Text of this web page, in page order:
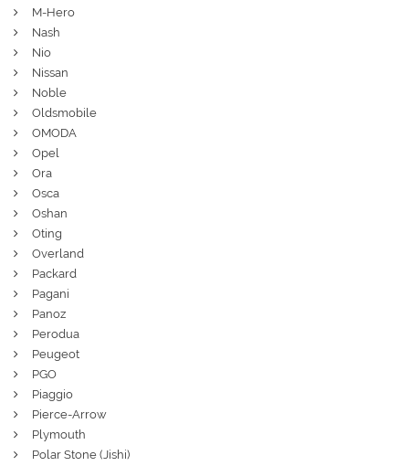
M-Hero
Nash
Nio
Nissan
Noble
Oldsmobile
OMODA
Opel
Ora
Osca
Oshan
Oting
Overland
Packard
Pagani
Panoz
Perodua
Peugeot
PGO
Piaggio
Pierce-Arrow
Plymouth
Polar Stone (Jishi)